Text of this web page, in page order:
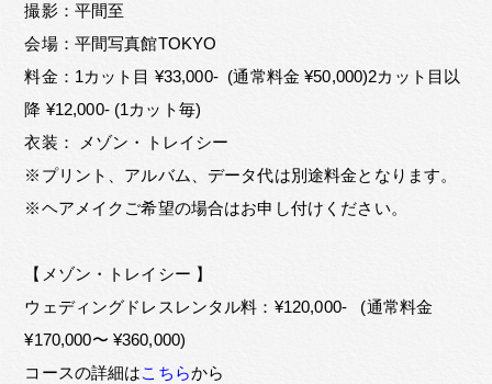
撮影：平間至
会場：平間写真館TOKYO
料金：1カット目 ¥33,000- (通常料金 ¥50,000)2カット目以
降 ¥12,000- (1カット毎)
衣装： メゾン・トレイシー
※プリント、アルバム、データ代は別途料金となります。
※ヘアメイクご希望の場合はお申し付けください。
【メゾン・トレイシー 】
ウェディングドレスレンタル料：¥120,000- (通常料金
¥170,000〜 ¥360,000)
コースの詳細はこちらから